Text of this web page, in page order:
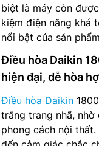
biệt là máy còn
kiệm điện năng khá
nổi bật của sản
Điều hòa Daikin
hiện đại, dễ hòa
Điều hòa Daikin
trắng trang nhã,
phong cách nội